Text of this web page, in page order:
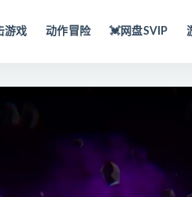
游戏 动作冒险 💓网盘SVIP